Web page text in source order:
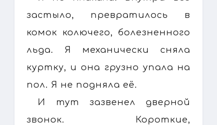
застыло, превратилось в
комок колючего, болезненного
льда. Я механически сняла
куртку, и она грузно упала на
пол. Я не подняла её.
И тут зазвенел дверной
звонок. Короткие,